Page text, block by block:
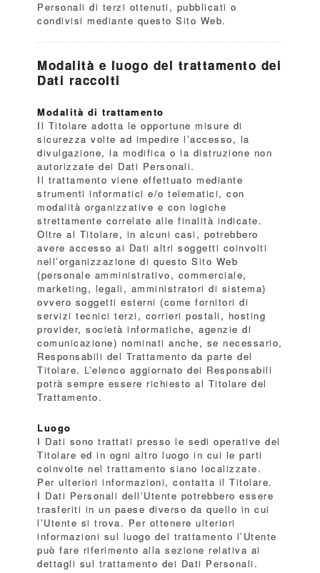
Personali di terzi ottenuti, pubblicati o
condivisi mediante questo Sito Web.
Modalità e luogo del trattamento dei
Dati raccolti
Modalità di trattamento
Il Titolare adotta le opportune misure di
sicurezza volte ad impedire l’accesso, la
divulgazione, la modifica o la distruzione non
autorizzate dei Dati Personali.
Il trattamento viene effettuato mediante
strumenti informatici e/o telematici, con
modalità organizzative e con logiche
strettamente correlate alle finalità indicate.
Oltre al Titolare, in alcuni casi, potrebbero
avere accesso ai Dati altri soggetti coinvolti
nell’organizzazione di questo Sito Web
(personale amministrativo, commerciale,
marketing, legali, amministratori di sistema)
ovvero soggetti esterni (come fornitori di
servizi tecnici terzi, corrieri postali, hosting
provider, società informatiche, agenzie di
comunicazione) nominati anche, se necessario,
Responsabili del Trattamento da parte del
Titolare. L’elenco aggiornato dei Responsabili
potrà sempre essere richiesto al Titolare del
Trattamento.
Luogo
I Dati sono trattati presso le sedi operative del
Titolare ed in ogni altro luogo in cui le parti
coinvolte nel trattamento siano localizzate.
Per ulteriori informazioni, contatta il Titolare.
I Dati Personali dell’Utente potrebbero essere
trasferiti in un paese diverso da quello in cui
l’Utente si trova. Per ottenere ulteriori
informazioni sul luogo del trattamento l’Utente
può fare riferimento alla sezione relativa ai
dettagli sul trattamento dei Dati Personali.